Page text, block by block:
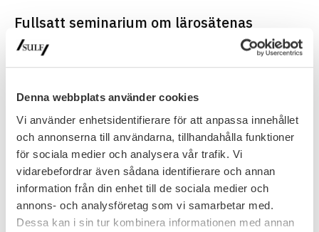
Denna webbplats använder cookies
Vi använder enhetsidentifierare för att anpassa innehållet
och annonserna till användarna, tillhandahålla funktioner
för sociala medier och analysera vår trafik. Vi
vidarebefordrar även sådana identifierare och annan
information från din enhet till de sociala medier och
annons- och analysföretag som vi samarbetar med.
Dessa kan i sin tur kombinera informationen med annan
Fullsatt seminarium om lärosätenas
organisationsform
var ämnet för…
Nyhet 30 juni 2026